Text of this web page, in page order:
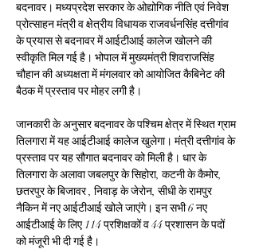
बदनावर। मध्यप्रदेश सरकार के ओद्योगिक नीति एवं निवेश
प्रोत्साहन मंत्री व क्षेत्रीय विधायक राजवर्धनसिंह दत्तीगांव
के प्रयास से बदनावर में आईटीआई कालेज खोलने की
स्वीकृति मिल गई है। भोपाल में मुख्यमंत्री शिवराजसिंह
चौहान की अध्यक्षता में मंगलवार को आयोजित कैबिनेट की
बैठक में प्रस्ताव पर मोहर लगी है।
जानकारी के अनुसार बदनावर के पश्चिम क्षेत्र में स्थित ग्राम
तिलगारा में यह आईटीआई कालेज खुलेगा। मंत्री दत्तीगांव के
प्रस्ताव पर यह सौगात बदनावर को मिली है। धार के
तिलगारा के अलावा जबलपुर के सिहोरा, कटनी के कैमोर,
छतरपुर के बिजावर , निवाड़ के जेरोन, सीधी के रामपुर
नैकिन में नए आईटीआई खोले जाएंगे। इन सभी 6 नए
आईटीआई के लिए 114 प्रशिक्षकों व 44 प्रशासन के पदों
को मंजूरी भी दी गई है।